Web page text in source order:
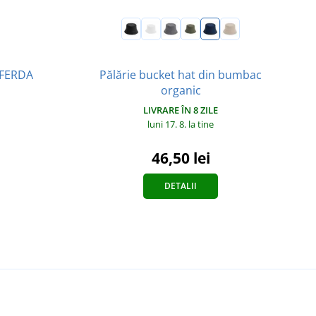
Pălărie bucket hat din bumbac
organic
LIVRARE ÎN 8 ZILE
luni 17. 8. la tine
46,50 lei
DETALII